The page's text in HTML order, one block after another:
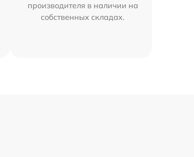
производителя в наличии на
собственных складах.